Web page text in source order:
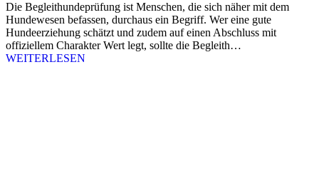
Die Begleithundeprüfung ist Menschen, die sich näher mit dem
Hundewesen befassen, durchaus ein Begriff. Wer eine gute
Hundeerziehung schätzt und zudem auf einen Abschluss mit
offiziellem Charakter Wert legt, sollte die Begleith…
WEITERLESEN